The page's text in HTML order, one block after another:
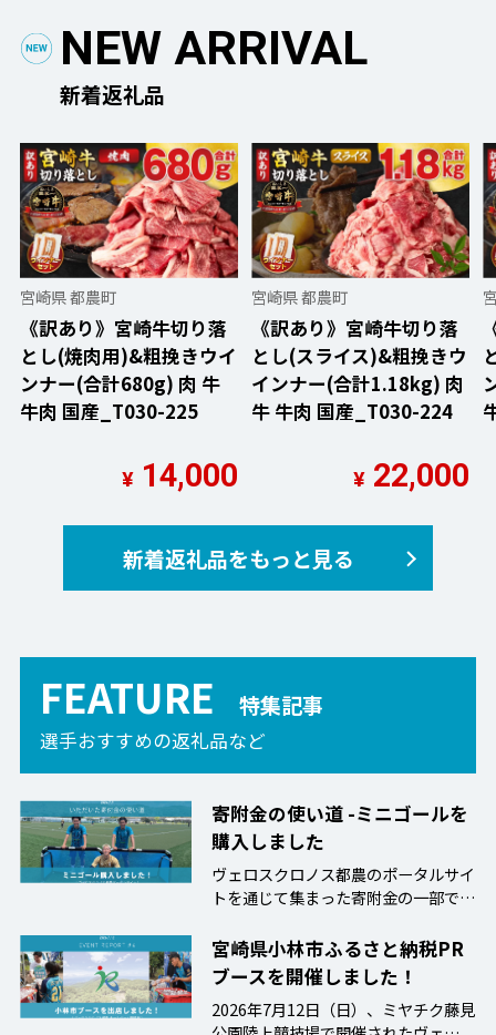
NEW ARRIVAL
新着返礼品
宮崎県 都農町
《訳あり》宮崎牛切り落
とし(焼肉用)&粗挽きウイ
ンナー(合計680g) 肉 牛
牛肉 国産_T030-225
¥ 14,000
宮崎県 都農町
《訳あり》宮崎牛切り落
とし(スライス)&粗挽きウ
インナー(合計1.18kg) 肉
牛 牛肉 国産_T030-224
¥ 22,000
新着返礼品をもっと見る
FEATURE 特集記事
選手おすすめの返礼品など
寄附金の使い道 -ミニゴールを
購入しました
ヴェロスクロノス都農のポータルサイ
トを通じて集まった寄附金の一部で、
宮崎県小林市ふるさと納税PR
ブースを開催しました！
2026年7月12日（日）、ミヤチク藤見